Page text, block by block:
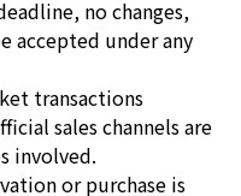
no changes,
accepted under any
transactions
sales channels are
involved.
or purchase is